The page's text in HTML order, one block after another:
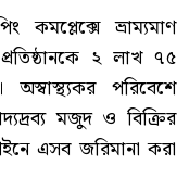
কমপ্লেক্সে ভ্রাম্যমাণ
২ লাখ ৭৫
পরিবেশে
মজুদ ও বিক্রির
এসব জরিমানা করা